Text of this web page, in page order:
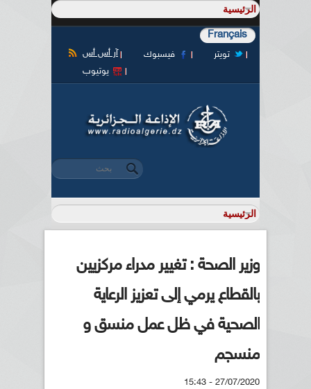
Français
آر أس أس فيسبوك
تويتر
يوتيوب
استمارة البحث
‏بحث ‏
وزير الصحة : تغيير مدراء مركزيين
بالقطاع يرمي إلى تعزيز الرعاية
الصحية في ظل عمل منسق و
منسجم
27/07/2020 - 15:43